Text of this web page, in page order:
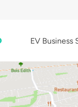
EV Business